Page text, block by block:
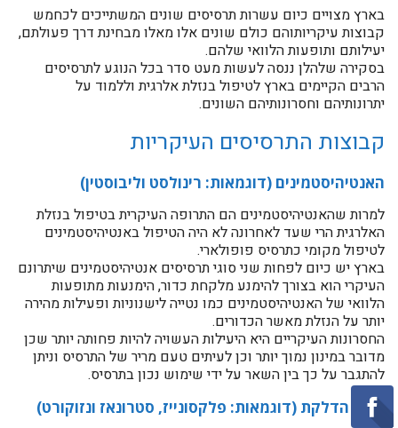
בארץ מצויים כיום עשרות תרסיסים שונים המשתייכים לכחמש
קבוצות עיקריותוהם כולם שונים אלו מאלו מבחינת דרך פעולתם,
יעילותם ותופעות הלוואי שלהם.
בסקירה שלהלן ננסה לעשות מעט סדר בכל הנוגע לתרסיסים
הרבים הקיימים בארץ לטיפול בנזלת אלרגית וללמוד על
יתרונותיהם וחסרונותיהם השונים.
קבוצות התרסיסים העיקריות
האנטיהיסטמינים (דוגמאות: רינולסט וליבוסטין)
למרות שהאנטיהיסטמינים הם התרופה העיקרית בטיפול בנזלת
האלרגית הרי שעד לאחרונה לא היה הטיפול באנטיהיסטמינים
לטיפול מקומי כתרסיס פופולארי.
בארץ יש כיום לפחות שני סוגי תרסיסים אנטיהיסטמינים שיתרונם
העיקרי הוא בצורך להימנע מלקחת כדור, הימנעות מתופעות
הלוואי של האנטיהיסטמינים כמו נטייה לישנוניות ופעילות מהירה
יותר על הנזלת מאשר הכדורים.
החסרונות העיקריים היא היעילות העשויה להיות פחותה יותר שכן
מדובר במינון נמוך יותר וכן לעיתים טעם מריר של התרסיס וניתן
להתגבר על כך בין השאר על ידי שימוש נכון בתרסיס.
נוגדי הדלקת (דוגמאות: פלקסונייז, סטרונאז ונזוקורט)